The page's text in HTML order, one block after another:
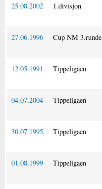
25.08.2002 1.divisjon
27.06.1996 Cup NM 3.runde
12.05.1991 Tippeligaen
04.07.2004 Tippeligaen
30.07.1995 Tippeligaen
01.08.1999 Tippeligaen